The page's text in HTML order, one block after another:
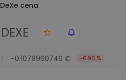
DeXe cena
DEXE
-0.1078960746 € -6.96 %